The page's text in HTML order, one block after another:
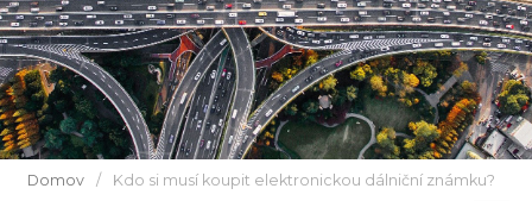
Domov / Kdo si musí koupit elektronickou dálniční známku?